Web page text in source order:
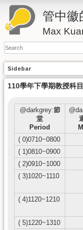
管中徽
Max
Sidebar
110學年下學期教授科目
@darkgrey:節
堂
Period
( 0)0710~0800
( 1)0810~0900
( 2)0910~1000
( 3)1020~1110
( 4)1120~1210
( 5)1220~1310